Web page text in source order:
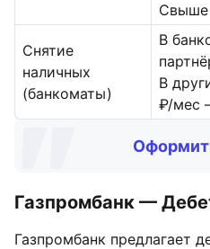
Свыше
Снятие
наличных
(банкоматы)
В
В
₽/мес
Газпромбанк —
Газпромбанк предлагает